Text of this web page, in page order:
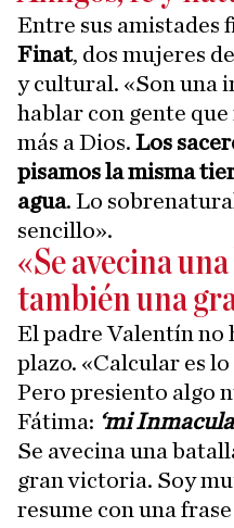
Entre sus amistades
Finat, dos mujeres
y cultural. «Son una
hablar con gente
más a Dios. Los
pisamos la misma
agua. Lo
sencillo».
«Se avecina
también una
El padre Valentín no
plazo. «Calcular es
Pero presiento algo
Fátima: ‘mi
Se avecina una
gran victoria. Soy
resume con una